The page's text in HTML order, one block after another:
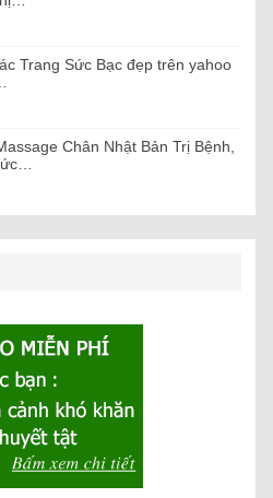
Trang Sức Bạc đẹp trên yahoo
Chân Nhật Bản Trị Bệnh,